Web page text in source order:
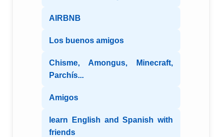
AIRBNB
Los buenos amigos
Chisme, Amongus, Minecraft,
Parchís...
Amigos
learn English and Spanish with
friends